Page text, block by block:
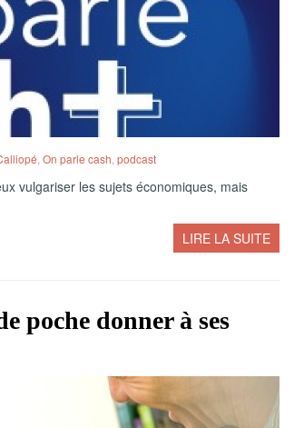
On parle cash podcast
vulgariser les sujets économiques, mais
LIRE LA SUITE
poche donner à ses